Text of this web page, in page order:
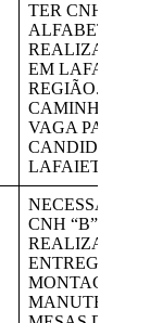
TER CNH C;
REALIZAR
EM LAFAIETE
REGIÃO.
CAMINHÃO
VAGA PARA
CANDIDATOS
LAFAIETE.
NECESSÁRIO
CNH “B”. IRÁ
REALIZAR
ENTREGAS,
MONTAGEM E